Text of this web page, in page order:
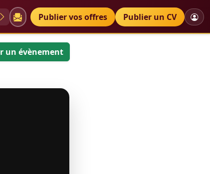
Diplômes Petites annonces
Publier vos offres Publier un CV
un évènement